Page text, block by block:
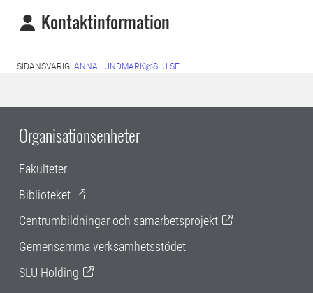
Kontaktinformation
SIDANSVARIG: ANNA.LUNDMARK@SLU.SE
Organisationsenheter
Fakulteter
Biblioteket
Centrumbildningar och samarbetsprojekt
Gemensamma verksamhetsstödet
SLU Holding